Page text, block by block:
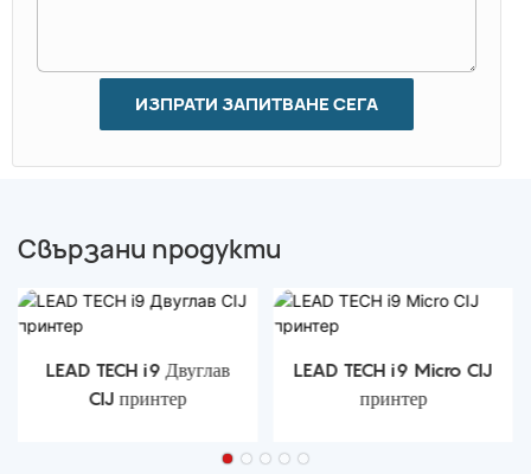
ИЗПРАТИ ЗАПИТВАНЕ СЕГА
Свързани продукти
LEAD TECH i9 Двуглав
CIJ принтер
LEAD TECH i9 Micro CIJ
принтер